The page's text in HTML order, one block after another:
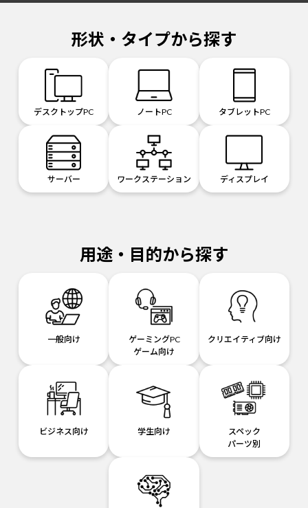
形状・タイプから探す
デスクトップPC ノートPC タブレットPC
サーバー ワークステーション ディスプレイ
用途・目的から探す
一般向け
ゲーミングPC
ゲーム向け
クリエイティブ向け
ビジネス向け 学生向け
スペック
パーツ別